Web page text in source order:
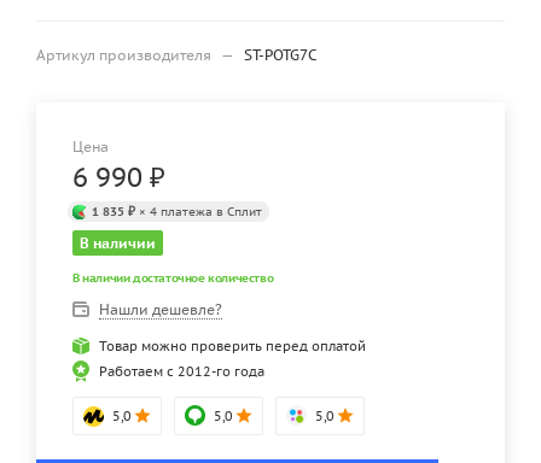
Артикул производителя — ST-POTG7C
Цена
6 990 ₽
1 835 ₽ × 4 платежа в Сплит
В наличии
В наличии достаточное количество
Нашли дешевле?
Товар можно проверить перед оплатой
Работаем с 2012-го года
5,0 5,0 5,0